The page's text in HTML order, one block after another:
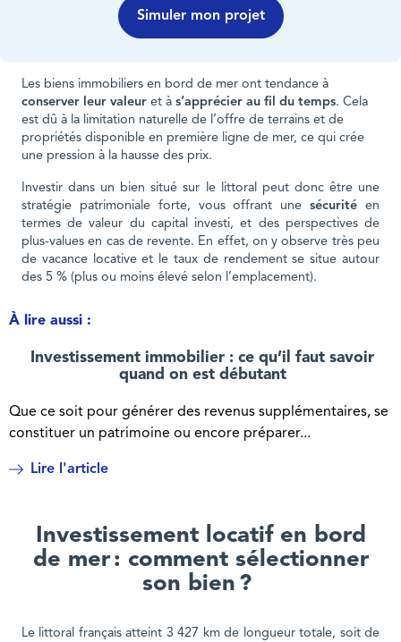
Simuler mon projet
Les biens immobiliers en bord de mer ont tendance à
conserver leur valeur et à s’apprécier au fil du temps. Cela
est dû à la limitation naturelle de l’offre de terrains et de
propriétés disponible en première ligne de mer, ce qui crée
une pression à la hausse des prix.
Investir dans un bien situé sur le littoral peut donc être une
stratégie patrimoniale forte, vous offrant unesécurité en
termes de valeur du capital investi, et des perspectives de
plus-values en cas de revente. En effet, on y observe très peu
de vacance locative et le taux de rendement se situe autour
des 5 % (plus ou moins élevé selon l’emplacement).
À lire aussi :
Investissement immobilier : ce qu’il faut savoir
quand on est débutant
Que ce soit pour générer des revenus supplémentaires, se
constituer un patrimoine ou encore préparer...
Lire l'article
Investissement locatif en bord
de mer : comment sélectionner
son bien ?
Le littoral français atteint 3 427 km de longueur totale, soit de